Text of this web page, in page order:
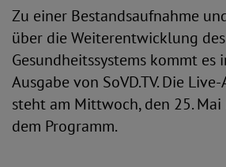
Zu einer Bestandsaufnahme
über die Weiterentwicklung des
Gesundheitssystems kommt es
Ausgabe von SoVD.TV. Die
steht am Mittwoch, den 25.
dem Programm.